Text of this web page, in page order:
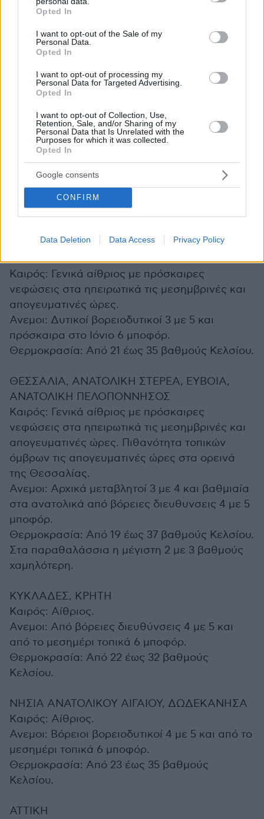
grant or deny consent to Google and its third-party tags to
use your data for below specified purposes in below Google
consent section.
Opted In
I want to opt-out of the Sale of my
Personal Data.
Opted In
I want to opt-out of processing my
Personal Data for Targeted Advertising.
Opted In
I want to opt-out of Collection, Use,
Retention, Sale, and/or Sharing of my
Personal Data that Is Unrelated with the
Purposes for which it was collected.
Opted In
Google consents
CONFIRM
Data Deletion Data Access Privacy Policy
ΜΑΚΕΔΟΝΙΑ, ΘΡΑΚΗ
Καιρός: Λίγες νεφώσεις παροδικά αυξημένες
τις μεσημβρινές και απογευματινές ώρες με
τοπικούς όμβρους και στα ορεινά της κεντρικής
και ανατολικής Μακεδονίας πιθανώς
Ανεμοι: Μεταβλητοί 3 με 4 πρόσκαιρα το πρωί
στην κεντρική Μακεδονία έως 5 και από το
μεσημέρι στα ανατολικά βόρειοι
βορειοανατολικοί 4 με 5 μποφόρ.
Θερμοκρασία: Από 19 έως 36 βαθμούς
Κελσίου. Στη δυτική Μακεδονία 2 με 3 βαθμούς
ΝΗΣΙΑ ΙΟΝΙΟΥ, ΗΠΕΙΡΟΣ, ΔΥΤΙΚΗ ΣΤΕΡΕΑ,
ΔΥΤΙΚΗ ΠΕΛΟΠΟΝΝΗΣΟΣ
Καιρός: Γενικά αίθριος με πρόσκαιρες
νεφώσεις στα ηπειρωτικά τις μεσημβρινές και
απογευματινές ώρες.
Ανεμοι: Δυτικοί βορειοδυτικοί 3 με 5 και
πρόσκαιρα στο Ιόνιο 6 μποφόρ.
Θερμοκρασία: Από 21 έως 35 βαθμούς Κελσίου.
ΘΕΣΣΑΛΙΑ, ΑΝΑΤΟΛΙΚΗ ΣΤΕΡΕΑ, ΕΥΒΟΙΑ,
ΑΝΑΤΟΛΙΚΗ ΠΕΛΟΠΟΝΝΗΣΟΣ
Καιρός: Γενικά αίθριος με πρόσκαιρες
νεφώσεις στα ηπειρωτικά τις μεσημβρινές και
απογευματινές ώρες. Πιθανότητα τοπικών
όμβρων τις απογευματινές ώρες στα ορεινά
της Θεσσαλίας.
Ανεμοι: Αρχικά μεταβλητοί 3 με 4 και βαθμιαία
στα ανατολικά από βόρειες διευθυνσεις 4 με 5
μποφόρ.
Θερμοκρασία: Από 19 έως 37 βαθμούς Κελσίου.
Στα παραθαλάσσια η μέγιστη 2 με 3 βαθμούς
χαμηλότερη.
ΚΥΚΛΑΔΕΣ, ΚΡΗΤΗ
Καιρός: Αίθριος.
Ανεμοι: Από βόρειες διευθύνσεις 4 με 5 και
από το μεσημέρι τοπικά 6 μποφόρ.
Θερμοκρασία: Από 22 έως 32 βαθμούς
Κελσίου.
ΝΗΣΙΑ ΑΝΑΤΟΛΙΚΟΥ ΑΙΓΑΙΟΥ, ΔΩΔΕΚΑΝΗΣΑ
Καιρός: Aίθριος.
Ανεμοι: Βόρειοι βορειοδυτικοί 4 με 5 και από το
μεσημέρι τοπικά 6 μποφόρ.
Θερμοκρασία: Από 23 έως 35 βαθμούς
Κελσίου.
ΑΤΤΙΚΗ